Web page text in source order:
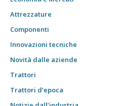
Attrezzature
Componenti
Innovazioni tecniche
Novità dalle aziende
Trattori
Trattori d’epoca